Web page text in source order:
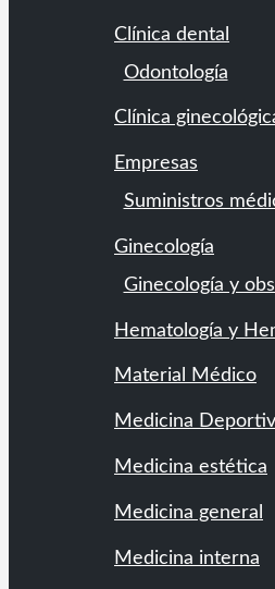
Clínica dental
Odontología
Clínica
Empresas
Suministros
Ginecología
Ginecología y
Hematología y
Material Médico
Medicina
Medicina estética
Medicina general
Medicina interna